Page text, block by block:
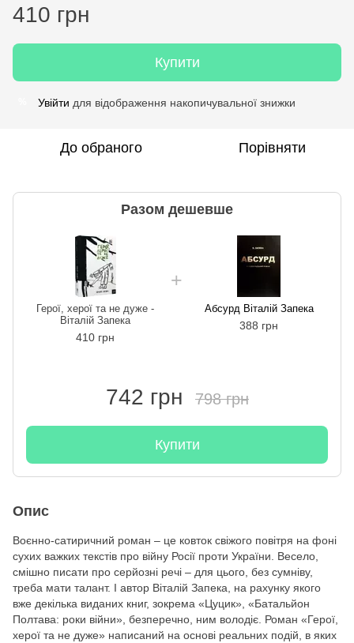
410 грн
Купити
Увійти для відображення накопичувальної знижки
До обраного Порівняти
Разом дешевше
Герої, херої та не дуже -
Віталій Запека
410 грн
Абсурд Віталій Запека
388 грн
742 грн 798 грн
Купити
Опис
Воєнно-сатиричний роман – це ковток свіжого повітря на фоні
сухих важких текстів про війну Росії проти України. Весело,
смішно писати про серйозні речі – для цього, без сумніву,
треба мати талант. І автор Віталій Запека, на рахунку якого
вже декілька виданих книг, зокрема «Цуцик», «Батальйон
Полтава: роки війни», безперечно, ним володіє. Роман «Герої,
херої та не дуже» написаний на основі реальних подій, в яких